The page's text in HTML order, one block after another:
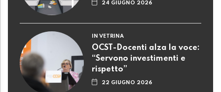
24 GIUGNO 2026
IN VETRINA
OCST-Docenti alza la voce:
“Servono investimenti e
rispetto”
22 GIUGNO 2026